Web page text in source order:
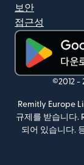
보안
접근성
(새 창에서 열림)
©2012 -
Remitly Europe
규제를 받습니다.
되어 있습니다.